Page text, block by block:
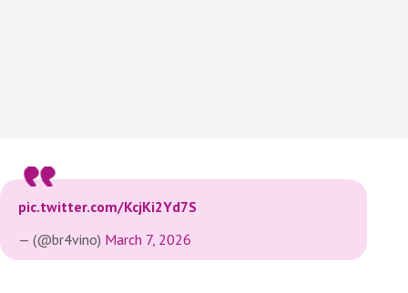
pic.twitter.com/KcjKi2Yd7S
— (@br4vino) March 7, 2026